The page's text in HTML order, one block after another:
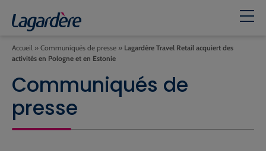
Accueil » Communiqués de presse » Lagardère Travel Retail acquiert des
activités en Pologne et en Estonie
Communiqués de
presse